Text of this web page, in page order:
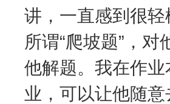
讲，一直感到很
所谓“爬坡题”，
他解题。我在作
业，可以让他随